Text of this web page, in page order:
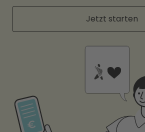
Jetzt starten